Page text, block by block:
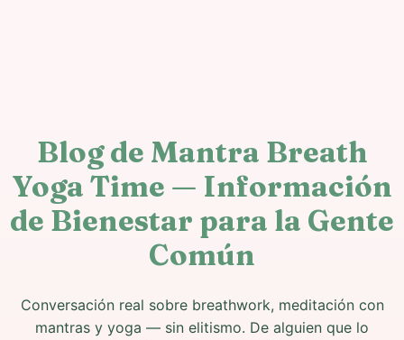
Blog de Mantra Breath
Yoga Time — Información
de Bienestar para la Gente
Común
Conversación real sobre breathwork, meditación con
mantras y yoga — sin elitismo. De alguien que lo